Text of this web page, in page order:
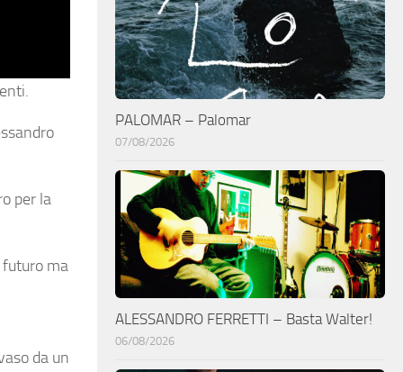
per la
futuro ma
da un
PALOMAR – Palomar
07/08/2026
ALESSANDRO FERRETTI – Basta Walter!
06/08/2026